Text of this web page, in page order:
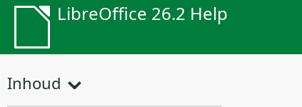
LibreOffice 26.2 Help
Inhoud